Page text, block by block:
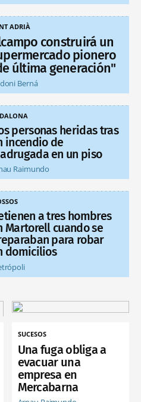
ADRIÀ
construirá un
pionero
última generación"
Berná
personas heridas tras
incendio de
en un piso
Raimundo
a tres hombres
Martorell cuando se
para robar
domicilios
SUCESOS
Una fuga obliga a
evacuar una
empresa en
Mercabarna